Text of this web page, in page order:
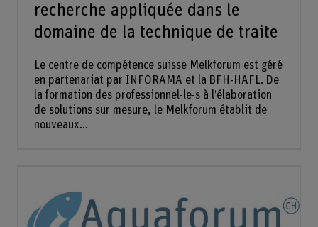
recherche appliquée dans le
domaine de la technique de traite
Le centre de compétence suisse Melkforum est géré
en partenariat par INFORAMA et la BFH-HAFL. De
la formation des professionnel-le-s à l’élaboration
de solutions sur mesure, le Melkforum établit de
nouveaux...